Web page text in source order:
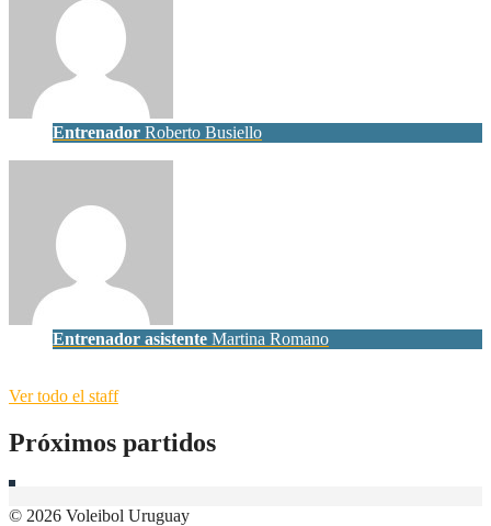
Entrenador Roberto Busiello
Entrenador asistente Martina Romano
Ver todo el staff
Próximos partidos
© 2026 Voleibol Uruguay